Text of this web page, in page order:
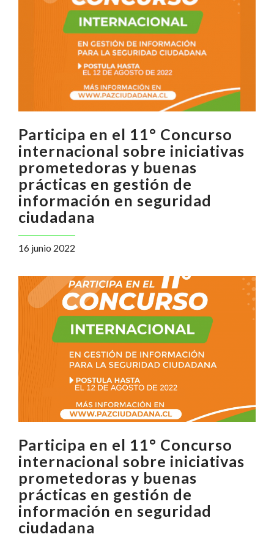
Participa en el 11° Concurso
internacional sobre iniciativas
prometedoras y buenas
prácticas en gestión de
información en seguridad
ciudadana
16 junio 2022
Participa en el 11° Concurso
internacional sobre iniciativas
prometedoras y buenas
prácticas en gestión de
información en seguridad
ciudadana